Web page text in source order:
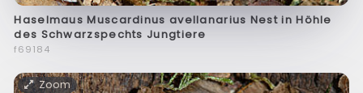
Haselmaus Muscardinus avellanarius Nest in Höhle
des Schwarzspechts Jungtiere
f69184
Zoom